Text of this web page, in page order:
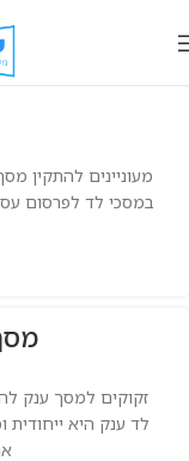
מעוניינים להתקין
במסכי לד לפרסום
זקוקים למסך ענק
לד ענק היא